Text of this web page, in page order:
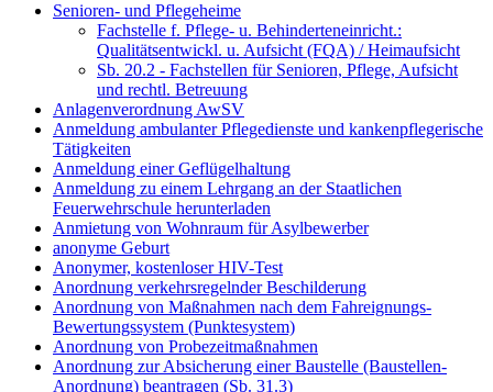
Senioren- und Pflegeheime
Fachstelle f. Pflege- u. Behinderteneinricht.:
Qualitätsentwickl. u. Aufsicht (FQA) / Heimaufsicht
Sb. 20.2 - Fachstellen für Senioren, Pflege, Aufsicht
und rechtl. Betreuung
Anlagenverordnung AwSV
Anmeldung ambulanter Pflegedienste und kankenpflegerische
Tätigkeiten
Anmeldung einer Geflügelhaltung
Anmeldung zu einem Lehrgang an der Staatlichen
Feuerwehrschule herunterladen
Anmietung von Wohnraum für Asylbewerber
anonyme Geburt
Anonymer, kostenloser HIV-Test
Anordnung verkehrsregelnder Beschilderung
Anordnung von Maßnahmen nach dem Fahreignungs-
Bewertungssystem (Punktesystem)
Anordnung von Probezeitmaßnahmen
Anordnung zur Absicherung einer Baustelle (Baustellen-
Anordnung) beantragen (Sb. 31.3)